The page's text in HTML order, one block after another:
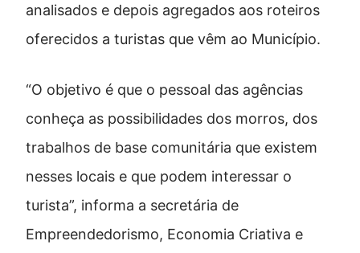
analisados e depois agregados aos roteiros
oferecidos a turistas que vêm ao Município.
“O objetivo é que o pessoal das agências
conheça as possibilidades dos morros, dos
trabalhos de base comunitária que existem
nesses locais e que podem interessar o
turista”, informa a secretária de
Empreendedorismo, Economia Criativa e